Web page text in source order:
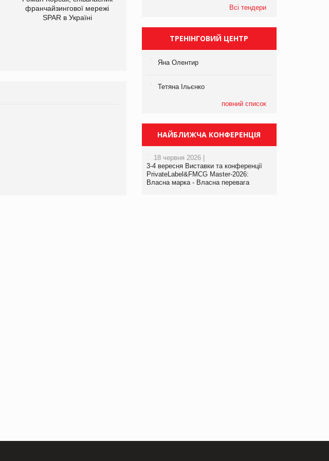
франчайзингової мережі
SPAR в Україні
виробництва
компанії «УкраМарин»
Брагина Людмила
Просування компанії на
www.trademaster.ua.
правила. Особливості.
Всі тендери
ТРЕНІНГОВИЙ ЦЕНТР
Яна Олентир
Тетяна Ільєнко
повний список
НАЙБЛИЖЧА КОНФЕРЕНЦІЯ
18 червня 2026 |
3-4 вересня Виставки та конференції
PrivateLabel&FMCG Master-2026:
Власна марка - Власна перевага